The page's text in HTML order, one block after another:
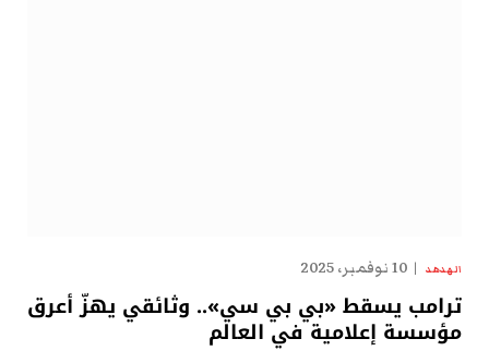
الهدهد 10 نوفمبر، 2025
ترامب يسقط «بي بي سي».. وثائقي يهزّ أعرق
مؤسسة إعلامية في العالم